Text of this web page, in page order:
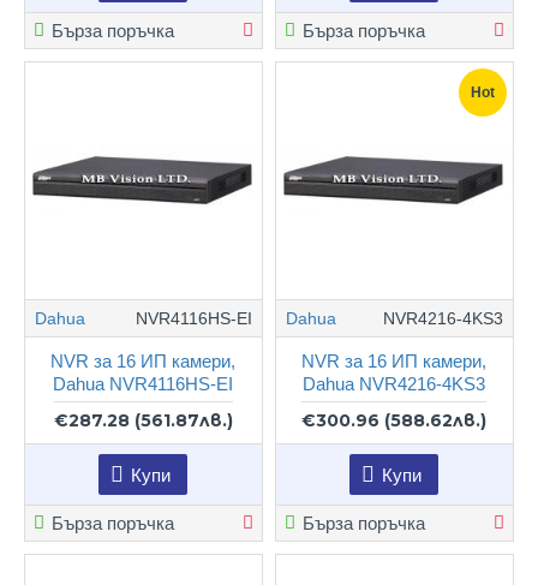
Бърза поръчка Бърза поръчка
Dahua NVR4116HS-EI
NVR за 16 ИП камери,
Dahua NVR4116HS-EI
€287.28 (561.87лв.)
Купи
Бърза поръчка
Hot
Dahua NVR4216-4KS3
NVR за 16 ИП камери,
Dahua NVR4216-4KS3
€300.96 (588.62лв.)
Купи
Бърза поръчка